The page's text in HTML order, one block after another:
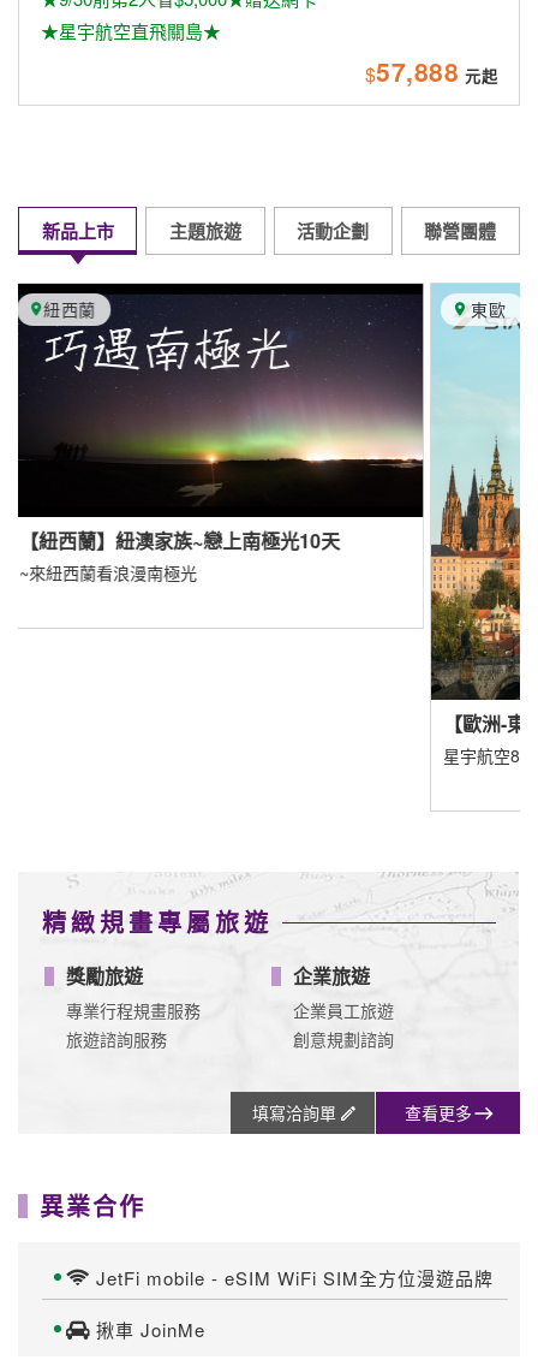
★星宇航空直飛關島★
$57,888
新品上市 主題旅遊 活動企劃 聯營團體
東歐
【
遇
園
精緻規畫專屬旅遊
獎勵旅遊
專業行程規畫服務
旅遊諮詢服務
企業旅遊
企業員工旅遊
創意規劃諮詢
填寫洽詢單 查看更多
異業合作
JetFi mobile - eSIM WiFi SIM全方位漫遊品牌
揪車 JoinMe